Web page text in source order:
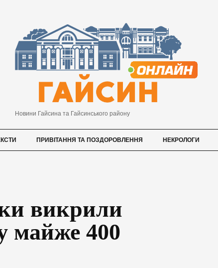
Новини Гайсина та Гайсинського району
ПРИВІТАННЯ ТА ПОЗДОРОВЛЕННЯ НЕКРОЛОГИ
викрили
майже 400